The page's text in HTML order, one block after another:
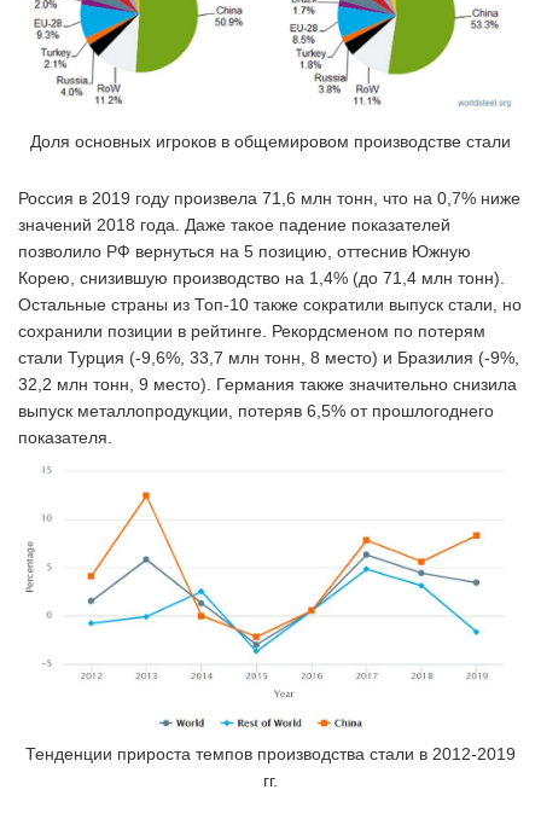
Доля основных игроков в общемировом производстве стали
Россия в 2019 году произвела 71,6 млн тонн, что на 0,7% ниже
значений 2018 года. Даже такое падение показателей
позволило РФ вернуться на 5 позицию, оттеснив Южную
Корею, снизившую производство на 1,4% (до 71,4 млн тонн).
Остальные страны из Топ-10 также сократили выпуск стали, но
сохранили позиции в рейтинге. Рекордсменом по потерям
стали Турция (-9,6%, 33,7 млн тонн, 8 место) и Бразилия (-9%,
32,2 млн тонн, 9 место). Германия также значительно снизила
выпуск металлопродукции, потеряв 6,5% от прошлогоднего
показателя.
Тенденции прироста темпов производства стали в 2012-2019
гг.